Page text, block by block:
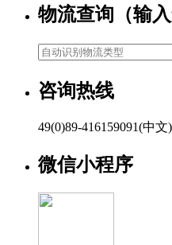
物流查询（输
咨询热线
49(0)89-416159091(中文)
微信小程序